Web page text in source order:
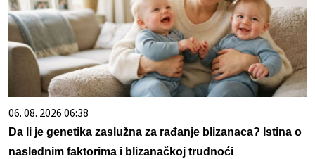
06. 08. 2026 06:38
Da li je genetika zaslužna za rađanje blizanaca? Istina o
naslednim faktorima i blizanačkoj trudnoći